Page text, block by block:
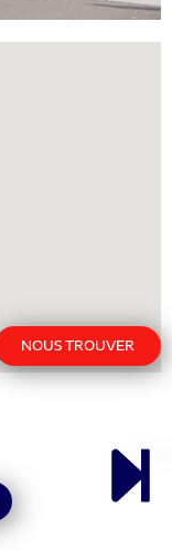
NOUS TROUVER